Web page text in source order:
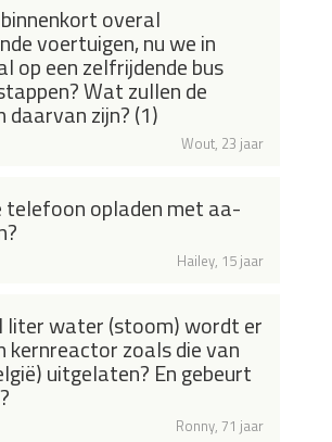
overal
voertuigen, nu we in
op een zelfrijdende bus
Wat zullen de
zijn? (1)
Wout, 23 jaar
telefoon opladen met aa-
Hailey, 15 jaar
liter water (stoom) wordt er
kernreactor zoals die van
uitgelaten? En gebeurt
Ronny, 71 jaar